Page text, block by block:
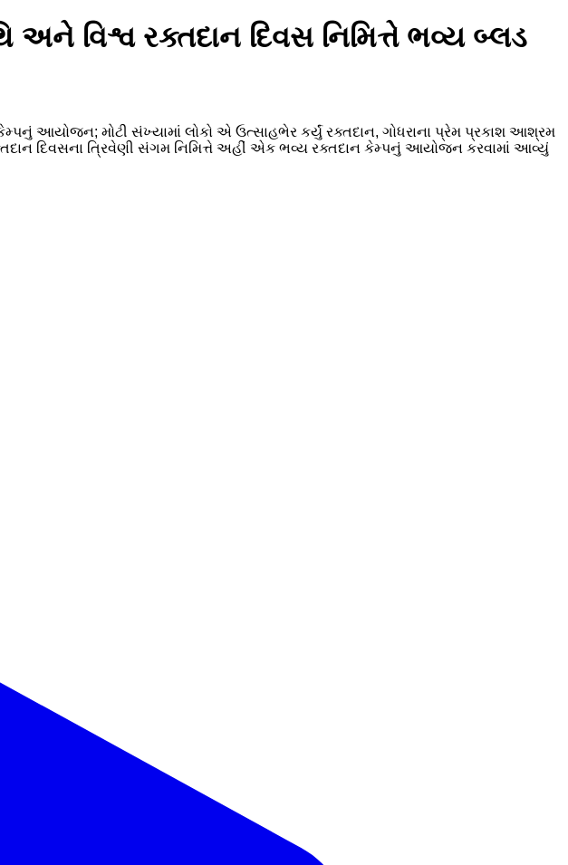
વિશ્વ રક્તદાન દિવસ નિમિત્તે ભવ્ય બ્લડ
આયોજન; મોટી સંખ્યામાં લોકો એ ઉત્સાહભેર કર્યું રક્તદાન, ગોધરાના પ્રેમ પ્રકાશ આશ્રમ
દિવસના ત્રિવેણી સંગમ નિમિત્તે અહીં એક ભવ્ય રક્તદાન કેમ્પનું આયોજન કરવામાં આવ્યું